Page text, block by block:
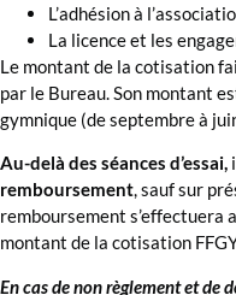
L’adhésion à
La licence et les
Le montant de la cotisation
par le Bureau. Son montant
gymnique (de septembre à
Au-delà des séances d’essai,
remboursement, sauf sur
remboursement s’effectuera
montant de la cotisation
En cas de non règlement et de